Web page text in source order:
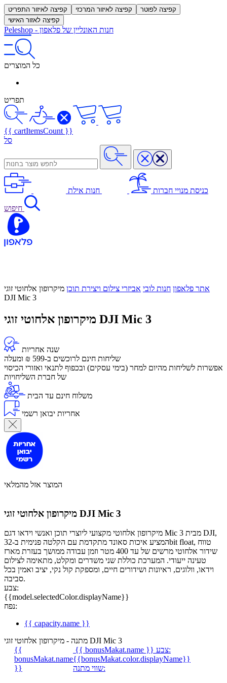
קפיצה לאיזור התפריט קפיצה לאיזור המרכזי
קפיצה לפוטר
קפיצה לאזור האישי
Peleshop - חנות האונליין של פלאפון
כל המוצרים
תפריט
{{ cartItemsCount }}
סל
כניסת מנויי חברות חנות אילת
חיפוש
אתר פלאפון חנות לובי אביזרי צילום ויצירת תוכן מיקרופון אלחוטי זוגי
DJI Mic 3
מיקרופון אלחוטי זוגי DJI Mic 3
שנה אחריות
שליחות חינם לרוכשים ב-599 ₪ ומעלה
​אפשרות לשליחות מהיום למחר (בימי עסקים) ובכפוף לתנאי ואזורי הכיסוי
של חברת השליחויות
משלוח חינם עד הבית
אחריות יבואן רשמי
המוצר אזל מהמלאי
מיקרופון אלחוטי זוגי DJI Mic 3
מיקרופון אלחוטי מקצועי ליוצרי תוכן ואנשי וידאו דגם Mic 3 מבית DJI,
המציע איכות סאונד מתקדמת עם הקלטה פנימית ב-32bit float, טווח
שידור אלחוטי מרשים של עד 400 מטר וזמן עבודה ממושך בעזרת מארז
טעינה ייעודי. המערכת כוללת שני משדרים ומקלט, מתאימה לצילום
וידאו, וולוגים, ראיונות ושידורים חיים, ומספקת קול נקי, יציב ואמין בכל
סביבה.
צבע:
{{model.selectedColor.displayName}}
נפח:
{{ capacity.name }}
מתנה - מיקרופון אלחוטי זוגי DJI Mic 3
{{
bonusMakat.name
}}
{{ bonusMakat.name }}
צבע:
{{bonusMakat.color.displayName}}
שווי מתנה: